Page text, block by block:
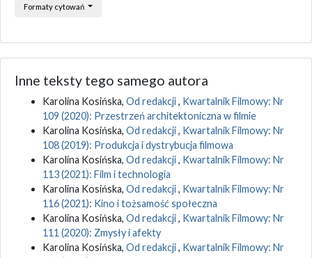
Formaty cytowań
Inne teksty tego samego autora
Karolina Kosińska, Od redakcji, Kwartalnik Filmowy: Nr
109 (2020): Przestrzeń architektoniczna w filmie
Karolina Kosińska, Od redakcji, Kwartalnik Filmowy: Nr
108 (2019): Produkcja i dystrybucja filmowa
Karolina Kosińska, Od redakcji, Kwartalnik Filmowy: Nr
113 (2021): Film i technologia
Karolina Kosińska, Od redakcji, Kwartalnik Filmowy: Nr
116 (2021): Kino i tożsamość społeczna
Karolina Kosińska, Od redakcji, Kwartalnik Filmowy: Nr
111 (2020): Zmysły i afekty
Karolina Kosińska, Od redakcji, Kwartalnik Filmowy: Nr